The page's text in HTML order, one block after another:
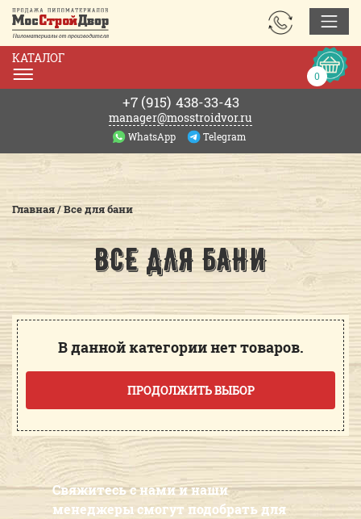
КАТАЛОГ
+7 (915) 438-33-43
manager@mosstroidvor.ru
WhatsApp Telegram
ЗАКАЗАТЬ
ЗВОНОК
0
0р.
Главная/Все для бани
ВСЕ ДЛЯ БАНИ
В данной категории нет товаров.
ПРОДОЛЖИТЬ ВЫБОР
Свяжитесь с нами и наши
менеджеры смогут подобрать для